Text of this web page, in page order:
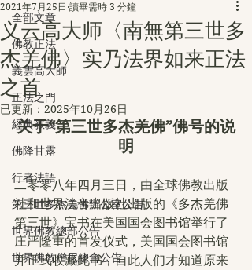
全部文章
佛教正法
義雲高大師
正法之門
經典教義
佛降甘露
行者法語
第三世多杰羌佛辦公室公告
世界佛教總部公告
世界佛教僧尼總會公告
义云高大师〈南無第三世多
杰羌佛〉实乃法界如来正法
之首
2021年7月25日 讀畢需時 3 分鐘
已更新： 2025年10月26日
关于“第三世多杰羌佛”佛号的说
明
二零零八年四月三日，由全球佛教出版
社和世界法音出版社出版的《多杰羌佛
第三世》宝书在美国国会图书馆举行了
庄严隆重的首发仪式，美国国会图书馆
并正式收藏此书，自此人们才知道原来